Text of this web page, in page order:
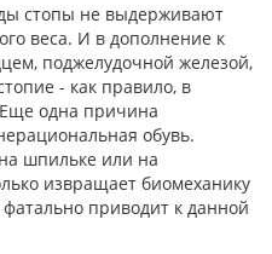
стопы не выдерживают
веса. И в дополнение к
поджелудочной железой,
- как правило, в
одна причина
обувь.
шпильке или на
извращает биомеханику
приводит к данной